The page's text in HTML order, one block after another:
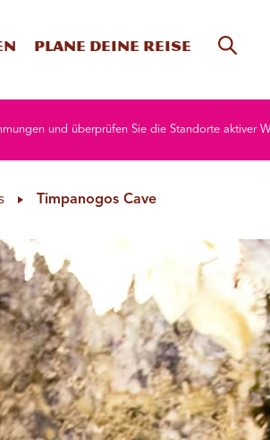
Plane deine Reise
und überprüfen Sie die Standorte aktiver
Timpanogos Cave